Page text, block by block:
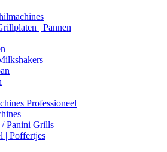
| Pannen
Professioneel
Panini Grills
| Poffertjes